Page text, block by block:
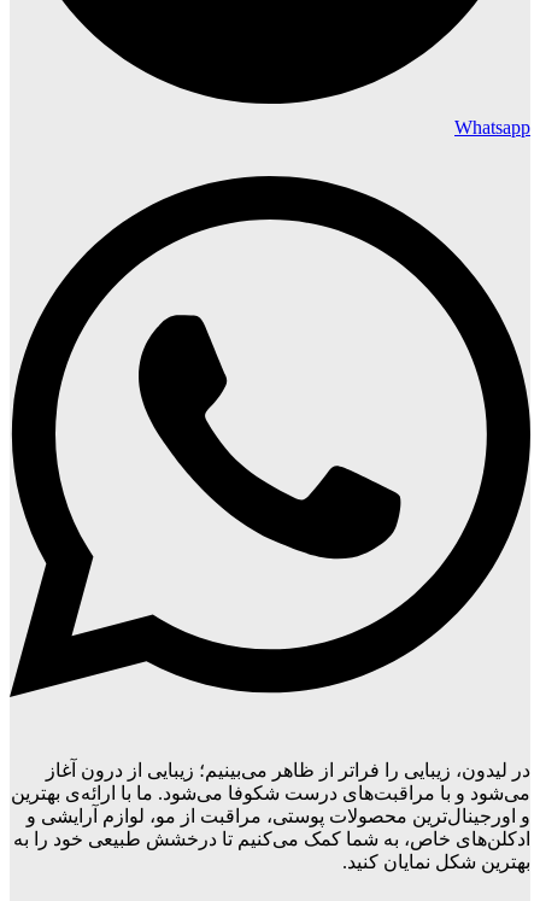
Whatsapp
در لیدون، زیبایی را فراتر از ظاهر می‌بینیم؛ زیبایی از درون آغاز
می‌شود و با مراقبت‌های درست شکوفا می‌شود. ما با ارائه‌ی بهترین
و اورجینال‌ترین محصولات پوستی، مراقبت از مو، لوازم آرایشی و
ادکلن‌های خاص، به شما کمک می‌کنیم تا درخشش طبیعی خود را به
بهترین شکل نمایان کنید.